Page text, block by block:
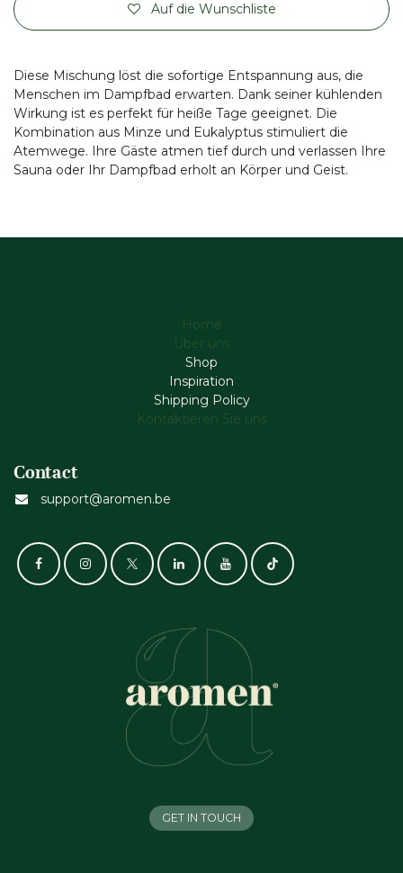
Auf die Wunschliste
Diese Mischung löst die sofortige Entspannung aus, die
Menschen im Dampfbad erwarten. Dank seiner kühlenden
Wirkung ist es perfekt für heiße Tage geeignet. Die
Kombination aus Minze und Eukalyptus stimuliert die
Atemwege. Ihre Gäste atmen tief durch und verlassen Ihre
Sauna oder Ihr Dampfbad erholt an Körper und Geist.
Home
Über uns
Shop
Inspiration
Shipping Policy
Kontaktieren Sie uns
Contact
support@aromen.be
GET IN TOUCH